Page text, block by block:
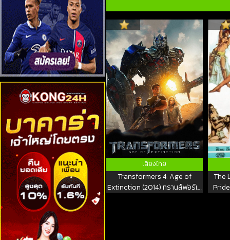
เสียงไทย
Transformers 4: Age of
Extinction (2014) ทรานส์ฟอร์เม
The